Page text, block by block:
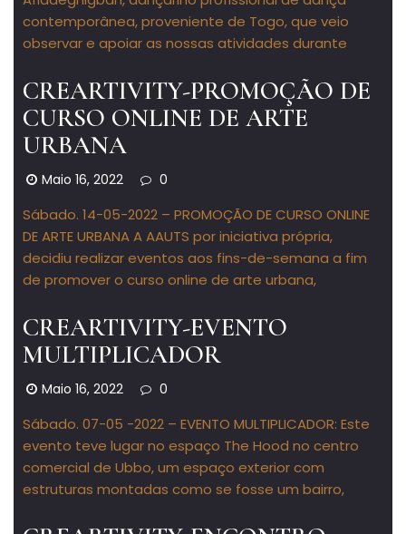
contemporânea, proveniente de Togo, que veio
observar e apoiar as nossas atividades durante
CREARTIVITY-PROMOÇÃO DE
CURSO ONLINE DE ARTE
URBANA
Maio 16, 2022 0
Sábado. 14-05-2022 – PROMOÇÃO DE CURSO ONLINE
DE ARTE URBANA A AAUTS por iniciativa própria,
decidiu realizar eventos aos fins-de-semana a fim
de promover o curso online de arte urbana,
CREARTIVITY-EVENTO
MULTIPLICADOR
Maio 16, 2022 0
Sábado. 07-05 -2022 – EVENTO MULTIPLICADOR: Este
evento teve lugar no espaço The Hood no centro
comercial de Ubbo, um espaço exterior com
estruturas montadas como se fosse um bairro,